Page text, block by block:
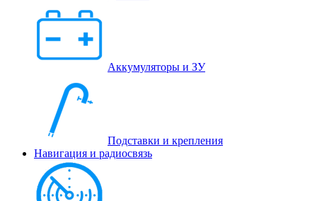
Аккумуляторы и ЗУ
Подставки и крепления
Навигация и радиосвязь